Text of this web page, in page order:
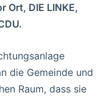
Ort, DIE LINKE,
die Gemeinde und
Raum, dass sie